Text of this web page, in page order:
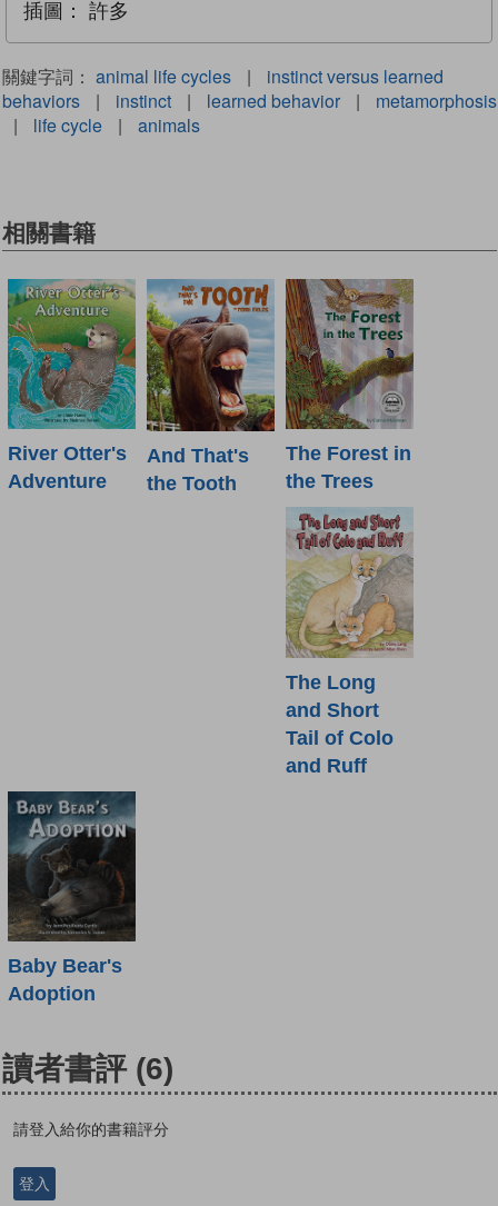
插圖：
許多
關鍵字詞： animal life cycles |
instinct versus learned
behaviors
| instinct | learned behavior |
metamorphosis
|
life cycle | animals
相關書籍
River Otter's
Adventure
And That's
the Tooth
The Forest in
the Trees
The Long
and Short
Tail of Colo
and Ruff
Baby Bear's
Adoption
讀者書評 (6)
請登入給你的書籍評分
登入